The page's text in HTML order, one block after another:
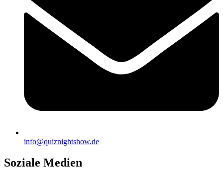
info@quiznightshow.de
Soziale Medien